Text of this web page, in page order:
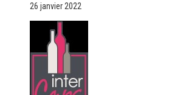
Publié
26 janvier 2022